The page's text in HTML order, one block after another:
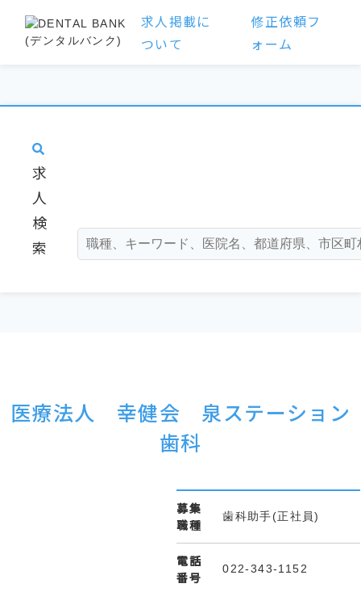
求人掲載に
ついて
修正依頼フ
ォーム
求
人
検
索
医療法人 幸健会 泉ステーション
歯科
募集
職種
歯科助手(正社員)
電話
番号
022-343-1152